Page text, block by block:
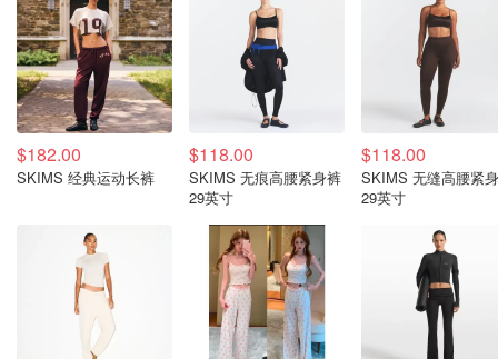
$182.00
SKIMS 经典运动长裤
$118.00
SKIMS 无痕高腰紧身裤
29英寸
$118.00
SKIMS 无缝高腰紧
29英寸